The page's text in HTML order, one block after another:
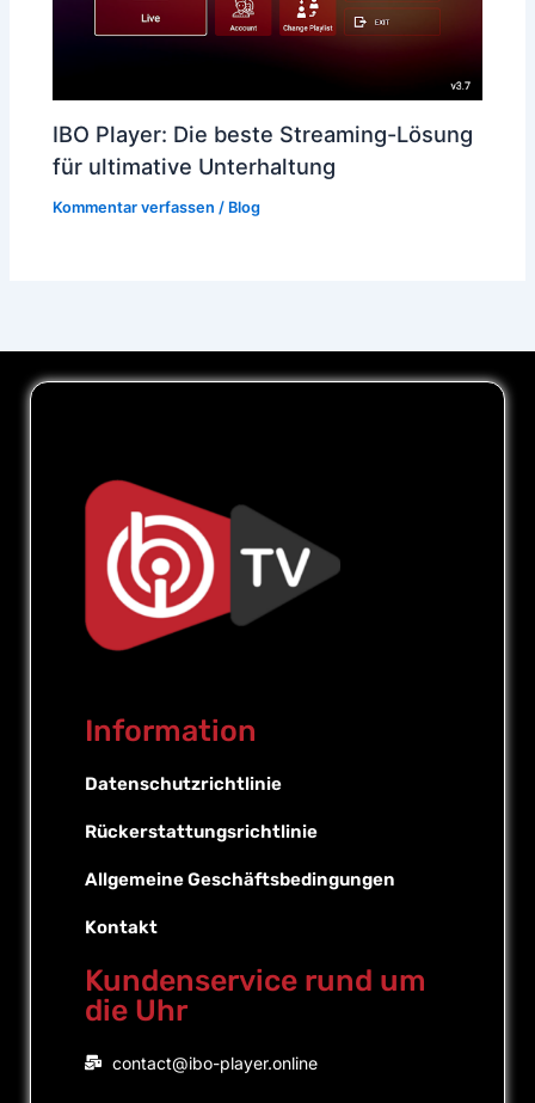
IBO Player: Die beste Streaming-Lösung
für ultimative Unterhaltung
Kommentar verfassen / Blog
Information
Datenschutzrichtlinie
Rückerstattungsrichtlinie
Allgemeine Geschäftsbedingungen
Kontakt
Kundenservice rund um
die Uhr
contact@ibo-player.onlinePortuguese (Brazil)